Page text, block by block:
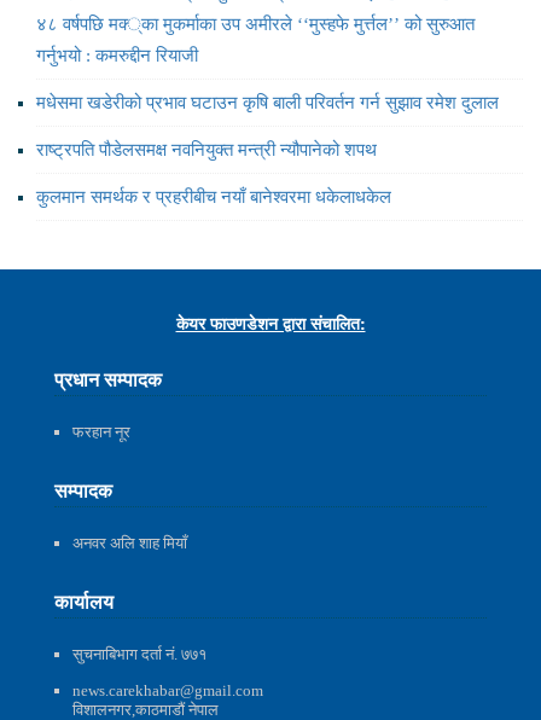
४८ वर्षपछि मक्‍्का मुकर्माका उप अमीरले ‘‘मुस्हफे मुर्त्तल’’ को सुरुआत
गर्नुभयो : कमरुद्दीन रियाजी
मधेसमा खडेरीको प्रभाव घटाउन कृषि बाली परिवर्तन गर्न सुझाव रमेश दुलाल
राष्ट्रपति पौडेलसमक्ष नवनियुक्त मन्त्री न्यौपानेको शपथ
कुलमान समर्थक र प्रहरीबीच नयाँ बानेश्वरमा धकेलाधकेल
केयर फाउणडेशन द्वारा संचालित:
प्रधान सम्पादक
फरहान नूर
सम्पादक
अनवर अलि शाह मियाँ
कार्यालय
सुचनाबिभाग दर्ता नं. ७७१
news.carekhabar@gmail.com
विशालनगर,काठमाडौं नेपाल